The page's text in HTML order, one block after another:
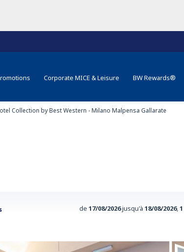
Corporate MICE & Leisure BW Rewards®
Collection by Best Western - Milano Malpensa Gallarate
de 17/08/2026jusqu'à 18/08/2026,1